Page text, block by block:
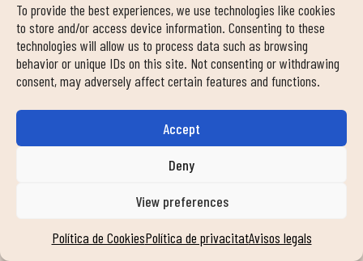
To provide the best experiences, we use technologies like cookies
to store and/or access device information. Consenting to these
technologies will allow us to process data such as browsing
behavior or unique IDs on this site. Not consenting or withdrawing
consent, may adversely affect certain features and functions.
Accept
Deny
View preferences
Política de CookiesPolítica de privacitatAvisos legals
MY DUIN APP
INFORMACIÓ DE CONTACTE
Política de privacitat Política de Cookies
© Copyright 2024 Duin Club. Tots els drets reservats